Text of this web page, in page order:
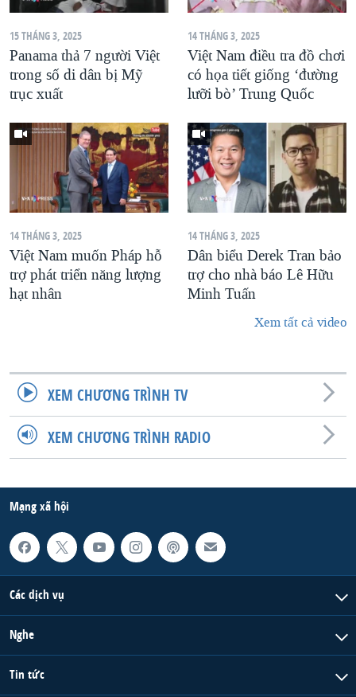
15 THÁNG 3, 2025
Panama thả 7 người Việt
trong số di dân bị Mỹ
trục xuất
14 THÁNG 3, 2025
Việt Nam điều tra đồ chơi
có họa tiết giống ‘đường
lưỡi bò’ Trung Quốc
14 THÁNG 3, 2025
Việt Nam muốn Pháp hỗ
trợ phát triển năng lượng
hạt nhân
14 THÁNG 3, 2025
Dân biểu Derek Tran bảo
trợ cho nhà báo Lê Hữu
Minh Tuấn
Xem tất cả video
XEM CHƯƠNG TRÌNH TV
XEM CHƯƠNG TRÌNH RADIO
Mạng xã hội
Các dịch vụ
Nghe
Tin tức